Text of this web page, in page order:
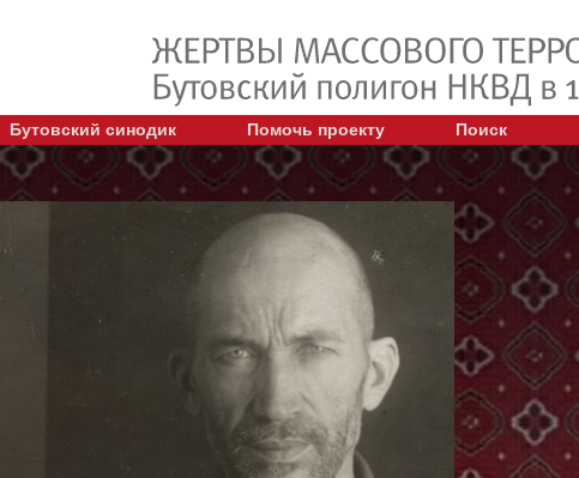
Бутовский синодик Помочь проекту Поиск